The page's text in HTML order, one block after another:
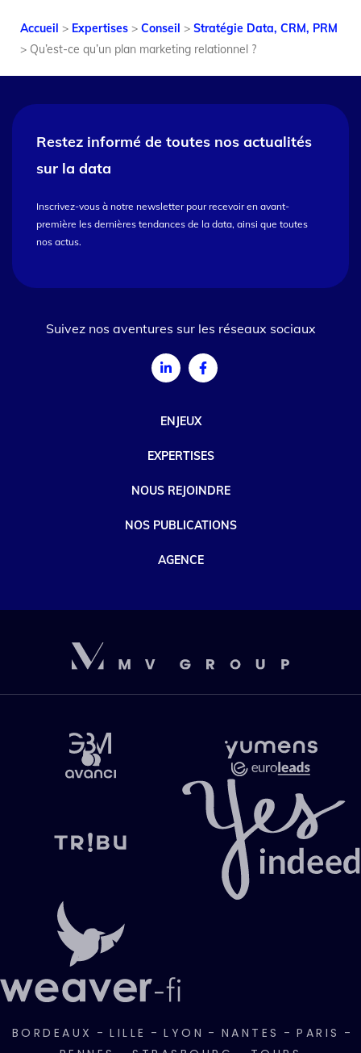
Accueil > Expertises > Conseil > Stratégie Data, CRM, PRM
> Qu’est-ce qu’un plan marketing relationnel ?
ENJEUX
EXPERTISES
NOUS REJOINDRE
NOS PUBLICATIONS
AGENCE
Restez informé de toutes nos actualités
sur la data
Inscrivez-vous à notre newsletter pour recevoir en avant-
première les dernières tendances de la data, ainsi que toutes
nos actus.
Suivez nos aventures sur les réseaux sociaux
BORDEAUX - LILLE - LYON - NANTES - PARIS -